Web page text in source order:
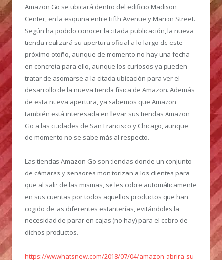
Amazon Go se ubicará dentro del edificio Madison
Center, en la esquina entre Fifth Avenue y Marion Street.
Según ha podido conocer la citada publicación, la nueva
tienda realizará su apertura oficial a lo largo de este
próximo otoño, aunque de momento no hay una fecha
en concreta para ello, aunque los curiosos ya pueden
tratar de asomarse a la citada ubicación para ver el
desarrollo de la nueva tienda física de Amazon. Además
de esta nueva apertura, ya sabemos que Amazon
también está interesada en llevar sus tiendas Amazon
Go a las ciudades de San Francisco y Chicago, aunque
de momento no se sabe más al respecto.
Las tiendas Amazon Go son tiendas donde un conjunto
de cámaras y sensores monitorizan a los clientes para
que al salir de las mismas, se les cobre automáticamente
en sus cuentas por todos aquellos productos que han
cogido de las diferentes estanterías, evitándoles la
necesidad de parar en cajas (no hay) para el cobro de
dichos productos.
https://wwwhatsnew.com/2018/07/04/amazon-abrira-su-